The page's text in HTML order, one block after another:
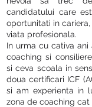
candidatului care
oportunitati in
viata profesionala.
In urma cu cativa
coaching si
si ceva scoala in
doua certificari ICF
si am experienta in
zona de coaching cat